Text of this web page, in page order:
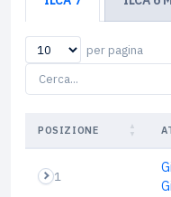
per pagina
POSIZIONE
1